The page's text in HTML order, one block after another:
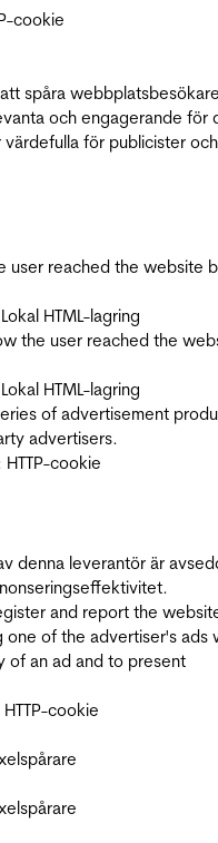
cookie
spåra
och engagerande för
för publicister och
user reached the website
HTML-lagring
the user reached the
HTML-lagring
of advertisement
advertisers.
HTTP-cookie
denna leverantör är
and report the
one of the advertiser's ads
of an ad and to present
HTTP-cookie